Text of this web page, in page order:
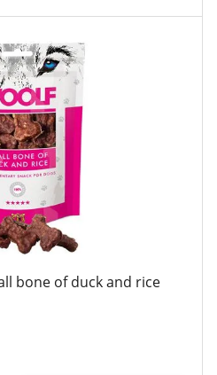
bone of duck and rice